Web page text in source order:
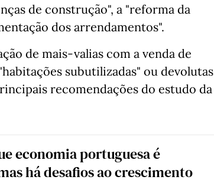
de construção", a "reforma da
dos arrendamentos".
de mais-valias com a venda de
subutilizadas" ou devolutas
recomendações do estudo da
economia portuguesa é
há desafios ao crescimento